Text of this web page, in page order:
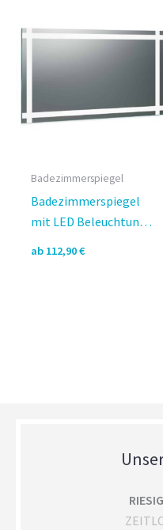
Badezimmerspiegel
Badezimmerspiegel
mit LED Beleuchtung
Design
ab 112,90€